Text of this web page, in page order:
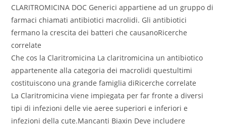
CLARITROMICINA DOC Generici appartiene ad un gruppo di
farmaci chiamati antibiotici macrolidi. Gli antibiotici
fermano la crescita dei batteri che causanoRicerche
correlate
Che cos la Claritromicina La claritromicina un antibiotico
appartenente alla categoria dei macrolidi questultimi
costituiscono una grande famiglia diRicerche correlate
La Claritromicina viene impiegata per far fronte a diversi
tipi di infezioni delle vie aeree superiori e inferiori e
infezioni della cute.Mancanti Biaxin Deve includere